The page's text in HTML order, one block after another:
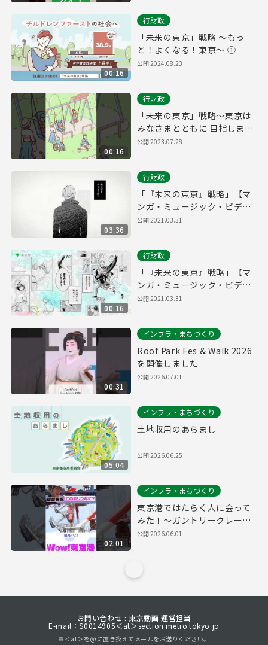
00:16
行財政
「未来の東京」戦略 ～もっ
と！よくなる！東京～ ①
公開2024.08.23
00:16
行財政
「未来の東京」戦略～東京は
みなさまとともに 目指します
～
公開2023.07.28
03:36
行財政
「『未来の東京』戦略」【マ
ンガ・ミュージック・ビデ
オ】
公開2021.03.31
00:16
行財政
「『未来の東京』戦略」【マ
ンガ・ミュージック・ビデ
オ】（15秒版）
公開2021.03.31
00:31
インフラ・まちづくり
Roof Park Fes & Walk 2026
を開催しました
公開2026.07.01
05:04
インフラ・まちづくり
土地収用のあらまし
公開2026.06.25
02:01
インフラ・まちづくり
東京港ではたらく人に会って
みた！～ガントリークレーン
編～
公開2026.06.01
お問い合わせ : 東京動画 運営担当
E-mail：S0014905＜at＞section.metro.tokyo.jp
※＜at＞を@に置き換えてメールをお送りください。